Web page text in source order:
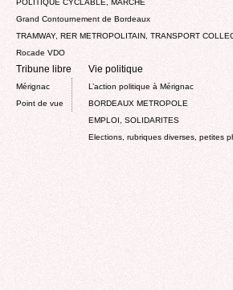
Grand Contournement de Bordeaux
TRAMWAY, RER METROPOLITAIN, TRANSPORT
Rocade VDO
Tribune libre
Mérignac
Point de vue
Vie politique
L’action politique à Mérignac
BORDEAUX METROPOLE
EMPLOI, SOLIDARITES
Elections, rubriques diverses, petites